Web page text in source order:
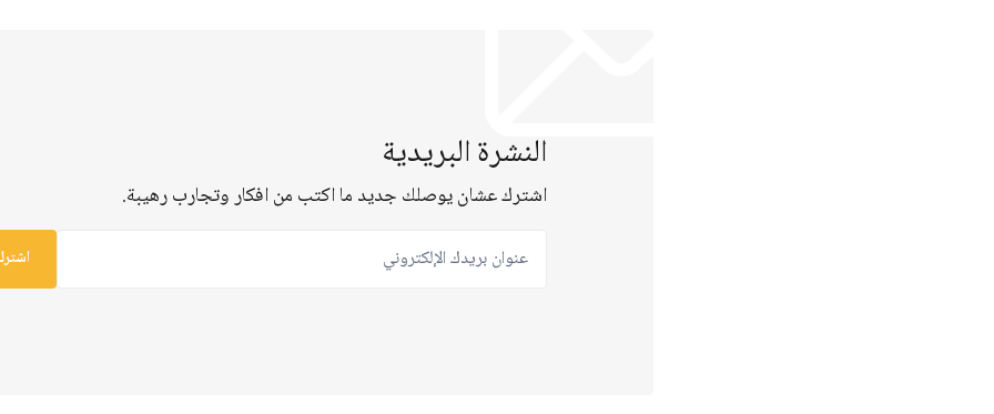
النشرة البريدية
اشترك عشان يوصلك جديد ما اكتب من افكار وتجارب رهيبة.
عنوان بريدك الإلكتروني